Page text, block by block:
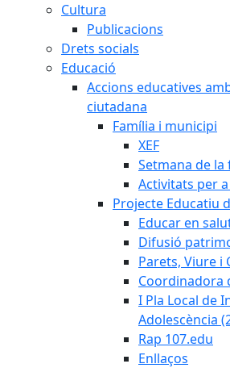
Cultura
Publicacions
Drets socials
Educació
Accions educatives
ciutadana
Família i municipi
XEF
Setmana de la
Activitats per
Projecte Educatiu
Educar en
Difusió
Parets, Viure i
Coordinadora
I Pla Local de
Adolescència
Rap 107.edu
Enllaços